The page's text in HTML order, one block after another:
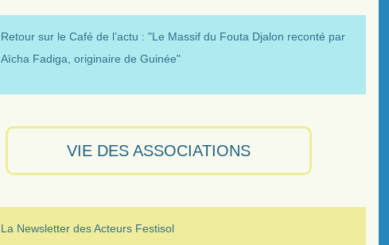
Retour sur le Café de l’actu : "Le Massif du Fouta Djalon reconté par
Aïcha Fadiga, originaire de Guinée"
VIE DES ASSOCIATIONS
La Newsletter des Acteurs Festisol